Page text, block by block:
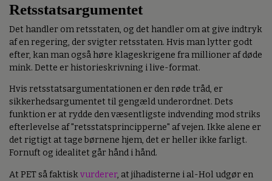
Retsstatsargumentet
Det handler om retsstaten, og det handler om at give indtryk
af en regering, der svigter retsstaten. Hvis man lytter godt
efter, kan man også høre klageskrigene fra millioner af døde
mink. Dette er historieskrivning i live-format.
Hvis retsstatsargumentationen er den røde tråd, er
sikkerhedsargumentet til gengæld underordnet. Dets
funktion er at rydde den væsentligste indvending mod striks
efterlevelse af "retsstatsprincipperne" af vejen. Ikke alene er
det rigtigt at tage børnene hjem, det er heller ikke farligt.
Fornuft og idealitet går hånd i hånd.
At PET så faktiskvurderer, at jihadisterne i al-Hol udgør en